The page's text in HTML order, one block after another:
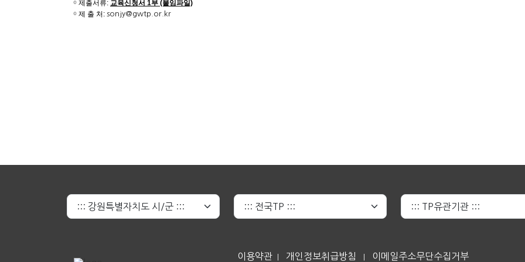
￮ 제출서류: 교육신청서 1부 (붙임파일)
￮ 제 출 처: sonjy@gwtp.or.kr
이용약관 개인정보취급방침 이메일주소무단수집거부